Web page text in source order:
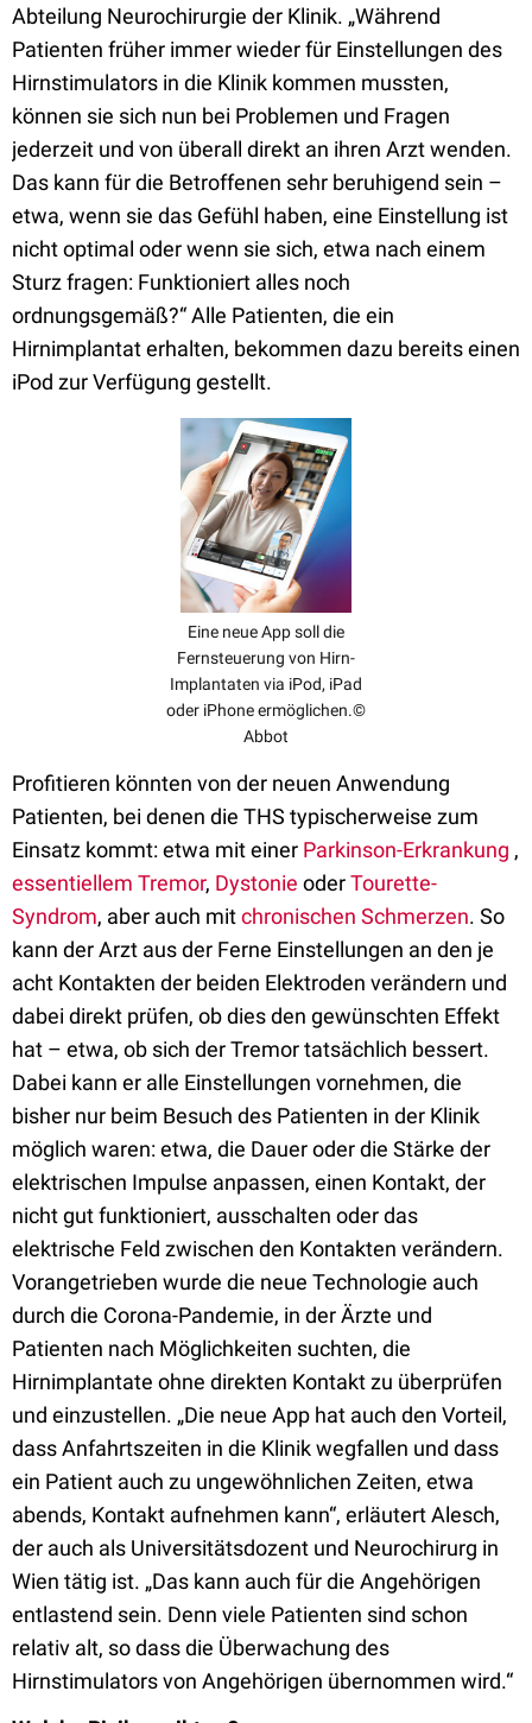
Abteilung Neurochirurgie der Klinik. „Während
Patienten früher immer wieder für Einstellungen des
Hirnstimulators in die Klinik kommen mussten,
können sie sich nun bei Problemen und Fragen
jederzeit und von überall direkt an ihren Arzt wenden.
Das kann für die Betroffenen sehr beruhigend sein –
etwa, wenn sie das Gefühl haben, eine Einstellung ist
nicht optimal oder wenn sie sich, etwa nach einem
Sturz fragen: Funktioniert alles noch
ordnungsgemäß?“ Alle Patienten, die ein
Hirnimplantat erhalten, bekommen dazu bereits einen
iPod zur Verfügung gestellt.
Eine neue App soll die
Fernsteuerung von Hirn-
Implantaten via iPod, iPad
oder iPhone ermöglichen.©
Abbot
Profitieren könnten von der neuen Anwendung
Patienten, bei denen die THS typischerweise zum
Einsatz kommt: etwa mit einer Parkinson-Erkrankung ,
essentiellem Tremor, Dystonie oderTourette-
Syndrom, aber auch mitchronischen Schmerzen. So
kann der Arzt aus der Ferne Einstellungen an den je
acht Kontakten der beiden Elektroden verändern und
dabei direkt prüfen, ob dies den gewünschten Effekt
hat – etwa, ob sich der Tremor tatsächlich bessert.
Dabei kann er alle Einstellungen vornehmen, die
bisher nur beim Besuch des Patienten in der Klinik
möglich waren: etwa, die Dauer oder die Stärke der
elektrischen Impulse anpassen, einen Kontakt, der
nicht gut funktioniert, ausschalten oder das
elektrische Feld zwischen den Kontakten verändern.
Vorangetrieben wurde die neue Technologie auch
durch die Corona-Pandemie, in der Ärzte und
Patienten nach Möglichkeiten suchten, die
Hirnimplantate ohne direkten Kontakt zu überprüfen
und einzustellen. „Die neue App hat auch den Vorteil,
dass Anfahrtszeiten in die Klinik wegfallen und dass
ein Patient auch zu ungewöhnlichen Zeiten, etwa
abends, Kontakt aufnehmen kann“, erläutert Alesch,
der auch als Universitätsdozent und Neurochirurg in
Wien tätig ist. „Das kann auch für die Angehörigen
entlastend sein. Denn viele Patienten sind schon
relativ alt, so dass die Überwachung des
Hirnstimulators von Angehörigen übernommen wird.“